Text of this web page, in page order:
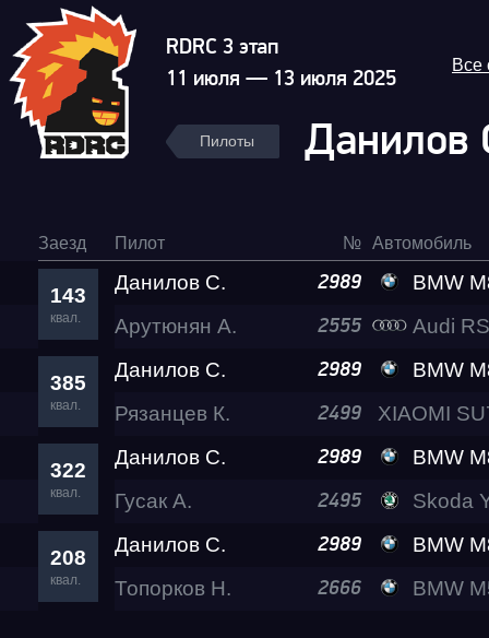
RDRC 3 этап
11 июля — 13 июля 2025
Все
Пилоты Данилов
Заезд Пилот № Автомобиль
143
квал.
Данилов С. 2989
BMW M8
Арутюнян А.
2555 Audi
385
квал.
Данилов С. 2989
BMW M8
Рязанцев К.
2499
322
квал.
Данилов С. 2989
BMW M8
Гусак А.
2495 Skoda
208
квал.
Данилов С. 2989
BMW M8
Топорков Н.
2666 BMW M5 (F90)